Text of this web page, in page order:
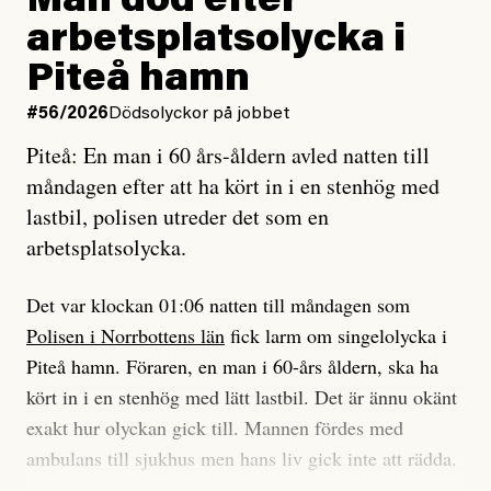
Vad betyder det att vara en röd, grön och oberoende
tidning?
Vad är bra journalistik?
Ett försök till korta svar som jag hoppas kan förtydliga
för Kuhn och Sassarinis-McGowan och andra hur jag
som chefredaktör ser på Dagens ETC:s uppdrag och
roll.
Vi skriver för våra läsare som vill bli informerade,
överraskade, bekräftade, utmanade – och som kräver
att vi granskar allt och alla.
Vi är som sagt en röd, grön och oberoende tidning.
Det betyder en annan journalistik än vad du hittar i
Jag lärde mig renovera
enligt uråldrig metod
och lade min sista ungdom
på att laga en gammal bod.
Jag sökte ljuset och meningen,
efter det som var rent, rätt och sant,
och aldrig såg jag det klarare än
när jag ombord på bussen hjälpte en tant.
#23/2026Intervjun
Jesper Lundby: ”Livet i sig
är ganska politiskt”
arbetsplatsolycka i
Piteå hamn
#56/2026 Dödsolyckor på jobbet
Piteå: En man i 60 års-åldern avled natten till
måndagen efter att ha kört in i en stenhög med
lastbil, polisen utreder det som en
arbetsplatsolycka.
Det var klockan 01:06 natten till måndagen som
Polisen i Norrbottens län fick larm om singelolycka i
Piteå hamn. Föraren, en man i 60-års åldern, ska ha
kört in i en stenhög med lätt lastbil. Det är ännu okänt
exakt hur olyckan gick till. Mannen fördes med
ambulans till sjukhus men hans liv gick inte att rädda.